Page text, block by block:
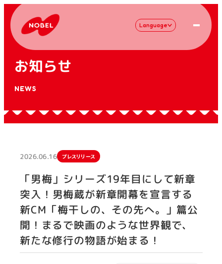
Language
お知らせ
NEWS
2026.06.16 プレスリリース
「男梅」シリーズ19年目にして新章
突入！男梅蔵が新章開幕を宣言する
新CM「梅干しの、その先へ。」篇公
開！まるで映画のような世界観で、
新たな修行の物語が始まる！